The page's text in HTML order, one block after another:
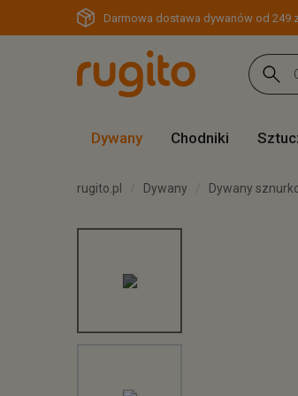
Darmowa dostawa dywanów od 249
Dywany Chodniki
rugito.pl Dywany
Dywany